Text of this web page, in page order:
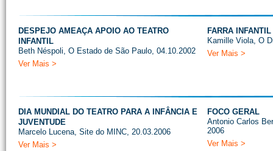
DESPEJO AMEAÇA APOIO AO TEATRO
INFANTIL
Beth Néspoli, O Estado de São Paulo, 04.10.2002
Ver Mais >
FARRA INFANTIL
Kamille Viola, O
Ver Mais >
DIA MUNDIAL DO TEATRO PARA A INFÂNCIA E
JUVENTUDE
Marcelo Lucena, Site do MINC, 20.03.2006
Ver Mais >
FOCO GERAL
Antonio Carlos
2006
Ver Mais >